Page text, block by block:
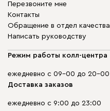
Перезвоните мне
Контакты
Обращение в отдел качества
Написать руководству
Режим работы колл-центра
ежедневно с 09-00 до 20-00
Доставка заказов
ежедневно с 9:00 до 23:00